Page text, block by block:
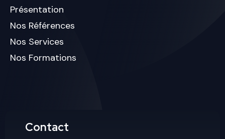
Présentation
Nos Références
Nos Services
Nos Formations
Contact